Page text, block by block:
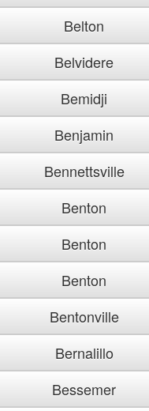
Belton
Belvidere
Bemidji
Benjamin
Bennettsville
Benton
Benton
Benton
Bentonville
Bernalillo
Bessemer